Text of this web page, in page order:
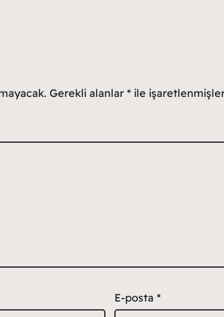
Gerekli alanlar *ile
E-posta *